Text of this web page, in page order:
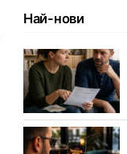
Най-нови